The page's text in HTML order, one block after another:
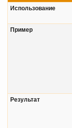
Использование
Пример
Результат